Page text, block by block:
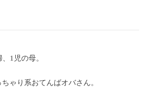
1児の母。
ゃり系おてんばオバさん。